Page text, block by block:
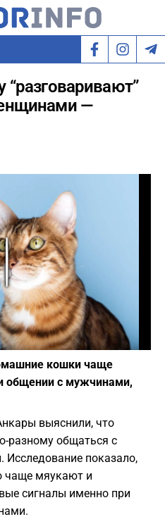
—
Play
Фото: Depositphotos
кошки чаще
общении с мужчинами,
выяснили, что
разному общаться с
показало,
чаще мяукают и
сигналы именно при